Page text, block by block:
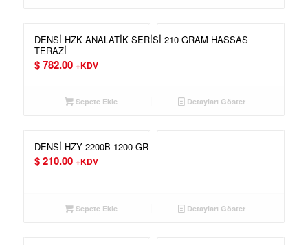
DENSİ HZK ANALATİK SERİSİ 210 GRAM HASSAS
TERAZİ
$782.00 +KDV
Sepete Ekle Detayları Göster
DENSİ HZY 2200B 1200 GR
$210.00 +KDV
Sepete Ekle Detayları Göster